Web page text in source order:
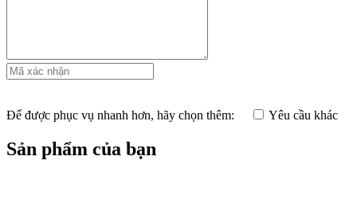
Để được phục vụ nhanh hơn, hãy chọn thêm: Yêu cầu khác
Sản phẩm của bạn